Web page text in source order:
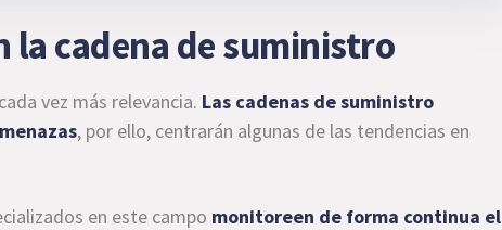
la cadena de suministro
vez más relevancia. Las cadenas de suministro
, por ello, centrarán algunas de las tendencias en
en este campo monitoreen de forma continua el